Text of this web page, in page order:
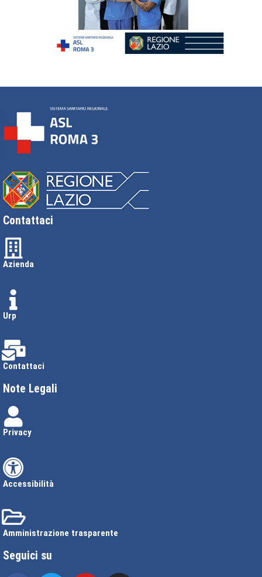
Contattaci
Azienda
Urp
Contattaci
Note Legali
Privacy
Accessibilità
Amministrazione trasparente
Seguici su